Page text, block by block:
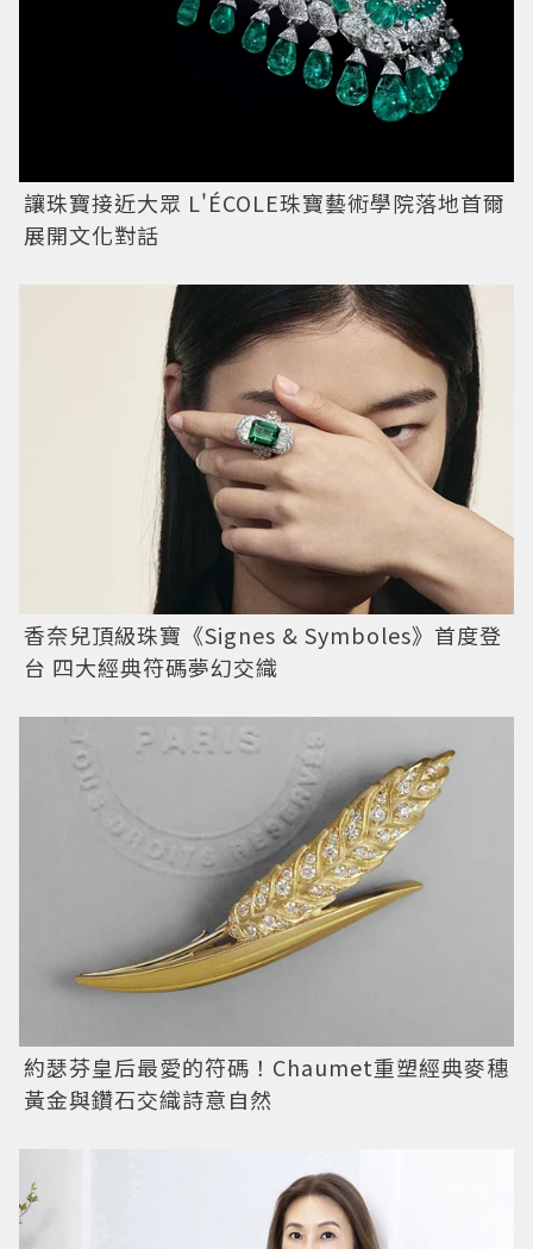
讓珠寶接近大眾 L'ÉCOLE珠寶藝術學院落地首爾
展開文化對話
香奈兒頂級珠寶《Signes & Symboles》首度登
台 四大經典符碼夢幻交織
約瑟芬皇后最愛的符碼！Chaumet重塑經典麥穗
黃金與鑽石交織詩意自然